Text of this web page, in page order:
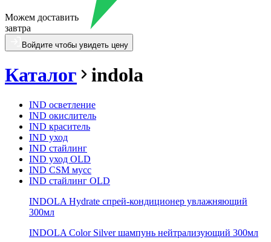
Можем доставить
завтра
Войдите чтобы увидеть цену
Каталог indola
IND осветление
IND окислитель
IND краситель
IND уход
IND стайлинг
IND уход OLD
IND CSM мусс
IND стайлинг OLD
INDOLA Hydrate спрей-кондиционер увлажняющий
300мл
INDOLA Color Silver шампунь нейтрализующий 300мл